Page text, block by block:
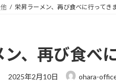
栄昇ラーメン、再び食べに行ってき
、再び食べ
最
2025年2月10日 ohara-